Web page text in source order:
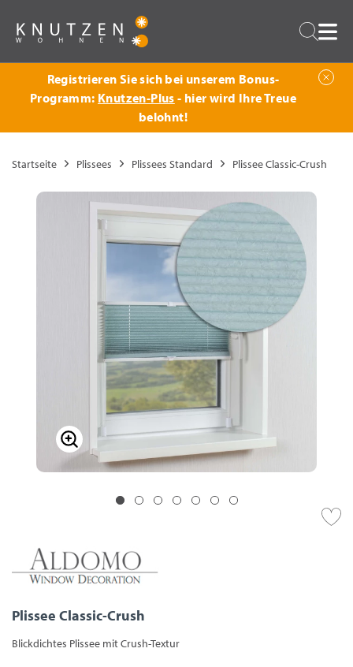
Zurück
Registrieren Sie sich bei unserem Bonus-
Programm: Knutzen-Plus - hier wird Ihre Treue
belohnt!
Startseite Plissees Plissees Standard Plissee Classic-Crush
Plissee Classic-Crush
Blickdichtes Plissee mit Crush-Textur